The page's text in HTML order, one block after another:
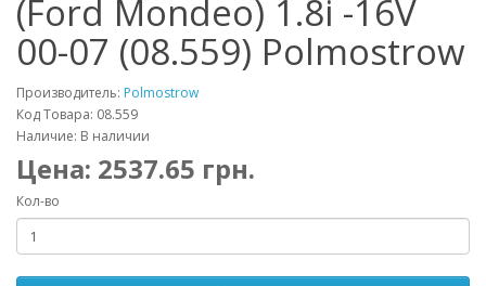
(Ford Mondeo) 1.8i -16V
00-07 (08.559) Polmostrow
Производитель: Polmostrow
Код Товара: 08.559
Наличие: В наличии
Цена: 2537.65 грн.
Кол-во